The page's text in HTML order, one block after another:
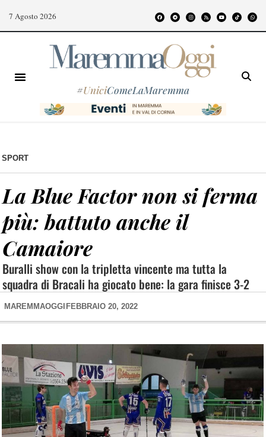
7 Agosto 2026
#UniciComeLaMaremma
SPORT
La Blue Factor non si ferma
più: battuto anche il
Camaiore
Buralli show con la tripletta vincente ma tutta la
squadra di Bracali ha giocato bene: la gara finisce 3-2
MAREMMAOGGI FEBBRAIO 20, 2022